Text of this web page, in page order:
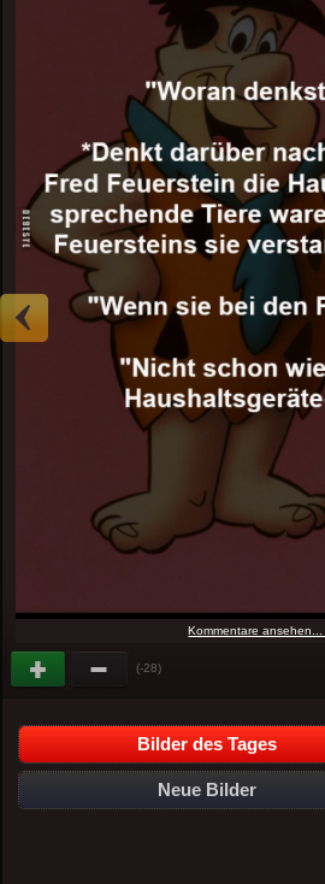
Kommentare ansehen...
(-28)
Bilder des Tages
Neue Bilder